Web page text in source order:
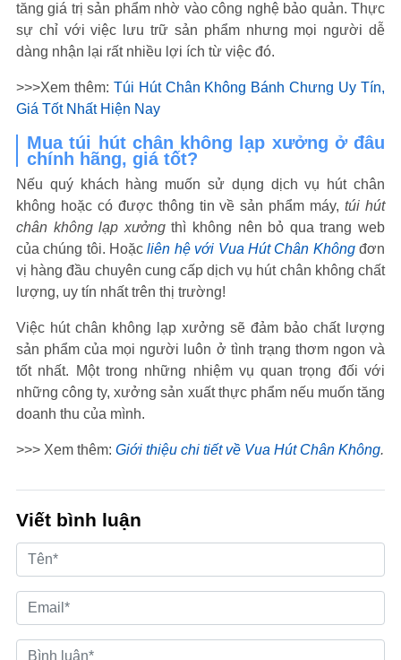
tăng giá trị sản phẩm nhờ vào công nghệ bảo quản. Thực
sự chỉ với việc lưu trữ sản phẩm nhưng mọi người dễ
dàng nhận lại rất nhiều lợi ích từ việc đó.
>>>Xem thêm: Túi Hút Chân Không Bánh Chưng Uy Tín,
Giá Tốt Nhất Hiện Nay
Mua túi hút chân không lạp xưởng ở đâu
chính hãng, giá tốt?
Nếu quý khách hàng muốn sử dụng dịch vụ hút chân
không hoặc có được thông tin về sản phẩm máy,túi hút
chân không lạp xưởngthì không nên bỏ qua trang web
của chúng tôi. Hoặcliên hệ với Vua Hút Chân Khôngđơn
vị hàng đầu chuyên cung cấp dịch vụ hút chân không chất
lượng, uy tín nhất trên thị trường!
Việc hút chân không lạp xưởng sẽ đảm bảo chất lượng
sản phẩm của mọi người luôn ở tình trạng thơm ngon và
tốt nhất. Một trong những nhiệm vụ quan trọng đối với
những công ty, xưởng sản xuất thực phẩm nếu muốn tăng
doanh thu của mình.
>>> Xem thêm: Giới thiệu chi tiết về Vua Hút Chân Không.
Viết bình luận